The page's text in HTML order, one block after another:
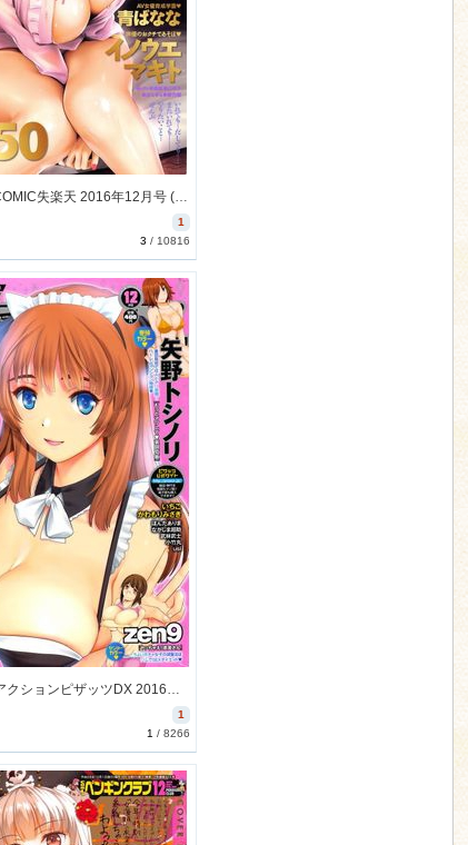
[2016-11-17] COMIC失楽天 2016年12月号 (COMIC Shitsurakuten 2016-12)
1
3 / 10816
[2016-11-07] アクションピザッツDX 2016年12月号 (Action Pizazz DX 2016-12)
1
1 /8266